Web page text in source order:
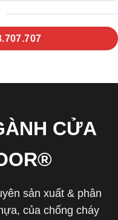
CỬA
sản xuất & phân
của chống cháy